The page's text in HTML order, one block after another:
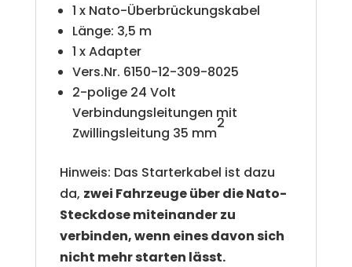
1 x Nato-Überbrückungskabel
Länge: 3,5 m
1 x Adapter
Vers.Nr. 6150-12-309-8025
2-polige 24 Volt
Verbindungsleitungen mit
Zwillingsleitung 35 mm
2
Hinweis: Das Starterkabel ist dazu
da, zwei Fahrzeuge über die Nato-
Steckdose miteinander zu
verbinden, wenn eines davon sich
nicht mehr starten lässt.